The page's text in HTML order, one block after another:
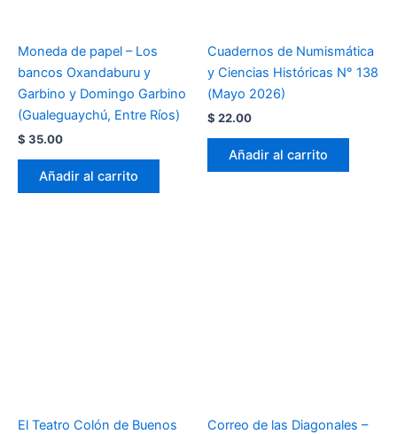
Moneda de papel – Los
bancos Oxandaburu y
Garbino y Domingo Garbino
(Gualeguaychú, Entre Ríos)
$ 35.00
Añadir al carrito
Cuadernos de Numismática
y Ciencias Históricas N° 138
(Mayo 2026)
$ 22.00
Añadir al carrito
El Teatro Colón de Buenos
Correo de las Diagonales –